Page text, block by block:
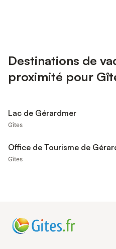
Destinations de
proximité pour
Lac de Gérardmer
Gîtes
Office de Tourisme de
Gîtes